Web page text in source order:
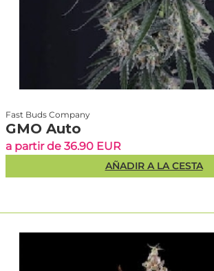
Fast Buds Company
GMO Auto
a partir de 36.90 EUR
AÑADIR A LA CESTA